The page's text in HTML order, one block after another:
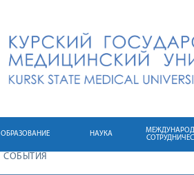
ОБРАЗОВАНИЕ НАУКА
СОБЫТИЯ